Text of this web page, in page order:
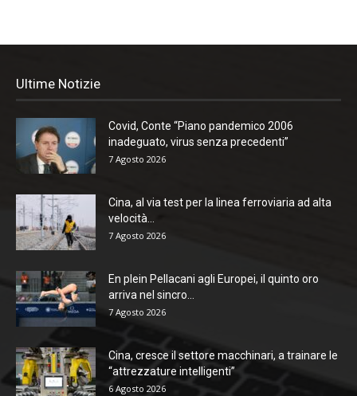
Ultime Notizie
Covid, Conte “Piano pandemico 2006
inadeguato, virus senza precedenti”
7 Agosto 2026
Cina, al via test per la linea ferroviaria ad alta
velocità...
7 Agosto 2026
En plein Pellacani agli Europei, il quinto oro
arriva nel sincro...
7 Agosto 2026
Cina, cresce il settore macchinari, a trainare le
“attrezzature intelligenti”
6 Agosto 2026